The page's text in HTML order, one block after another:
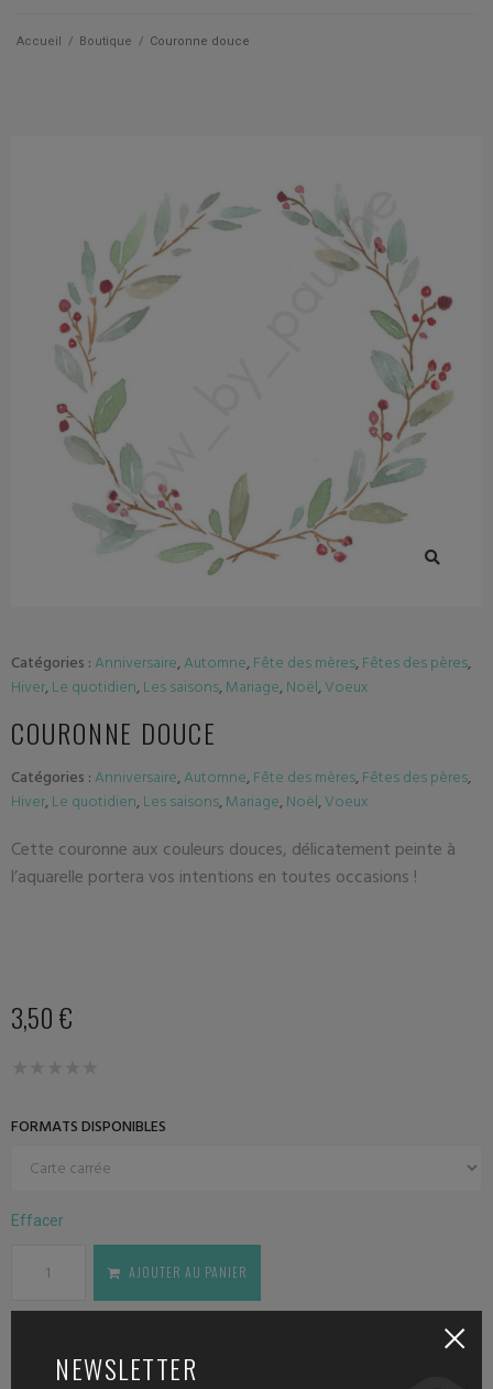
La papeterie
Accueil / Boutique / Couronne douce
Catégories : Anniversaire,Automne,Fête des mères,Fêtes des pères,
Hiver,Le quotidien,Les saisons,Mariage,Noël,Voeux
COURONNE DOUCE
Catégories : Anniversaire,Automne,Fête des mères,Fêtes des pères,
Hiver,Le quotidien,Les saisons,Mariage,Noël,Voeux
Cette couronne aux couleurs douces, délicatement peinte à
l’aquarelle portera vos intentions en toutes occasions !
3,50€
FORMATS DISPONIBLES
Effacer
AJOUTER AU PANIER
NEWSLETTER